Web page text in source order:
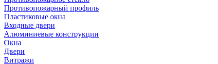
Противопожарный профиль
Пластиковые окна
Входные двери
Алюминиевые конструкции
Окна
Двери
Витражи